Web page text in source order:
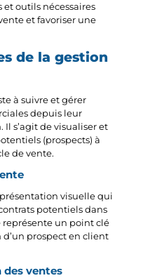
et outils nécessaires
et favoriser une
de la gestion
à suivre et gérer
depuis leur
Il s’agit de visualiser et
(prospects) à
de vente.
visuelle qui
potentiels dans
représente un point clé
d’un prospect en client
ventes